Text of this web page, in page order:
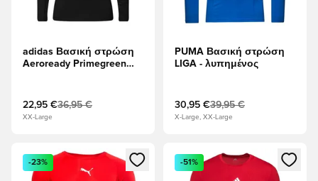
adidas Βασική στρώση
Aeroready Primegreen
22,95 €36,95 €
XX-Large
PUMA Βασική στρώση
LIGA - λυπημένος
30,95 €39,95 €
X-Large, XX-Large
Ανοίγει ένα Modal για να συνδεθείτε ή να εγγραφείτε ως
-23%
Ανοίγει ένα Modal για να
-51%